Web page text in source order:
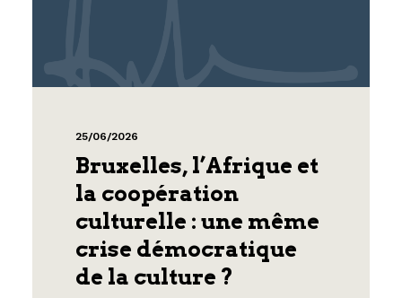
25/06/2026
Bruxelles, l’Afrique et
la coopération
culturelle : une même
crise démocratique
de la culture ?